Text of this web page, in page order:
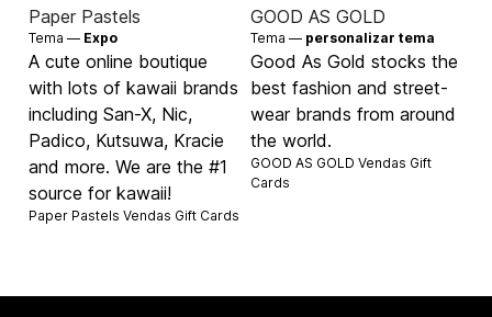
Paper Pastels
Tema — Expo
A cute online boutique
with lots of kawaii brands
including San-X, Nic,
Padico, Kutsuwa, Kracie
and more. We are the #1
source for kawaii!
Paper Pastels Vendas Gift Cards
GOOD AS GOLD
Tema — personalizar tema
Good As Gold stocks the
best fashion and street-
wear brands from around
the world.
GOOD AS GOLD Vendas Gift
Cards